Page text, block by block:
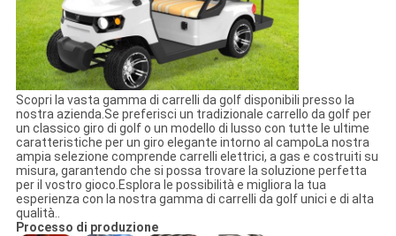
Scopri la vasta gamma di carrelli da golf disponibili presso la
nostra azienda.Se preferisci un tradizionale carrello da golf per
un classico giro di golf o un modello di lusso con tutte le ultime
caratteristiche per un giro elegante intorno al campoLa nostra
ampia selezione comprende carrelli elettrici, a gas e costruiti su
misura, garantendo che si possa trovare la soluzione perfetta
per il vostro gioco.Esplora le possibilità e migliora la tua
esperienza con la nostra gamma di carrelli da golf unici e di alta
qualità..
Processo di produzione